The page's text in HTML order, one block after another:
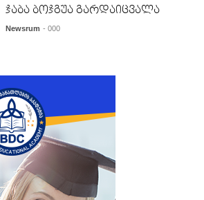
ჯაბა ბოჯგუა გარდაიცვალა
Newsrum - 000